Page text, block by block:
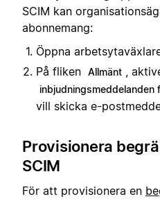
SCIM kan
abonnemang:
Öppna
På fliken Allmänt ,
inbjudningsmeddelanden
vill skicka e-
Provisionera
SCIM
För att provisionera en